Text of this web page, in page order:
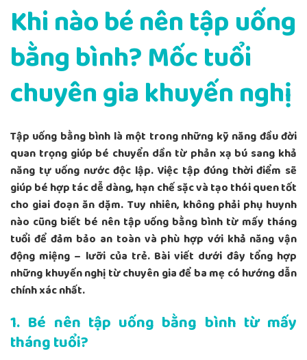
Khi nào bé nên tập uống
bằng bình? Mốc tuổi
chuyên gia khuyến nghị
Tập uống bằng bình là một trong những kỹ năng đầu đời
quan trọng giúp bé chuyển dần từ phản xạ bú sang khả
năng tự uống nước độc lập. Việc tập đúng thời điểm sẽ
giúp bé hợp tác dễ dàng, hạn chế sặc và tạo thói quen tốt
cho giai đoạn ăn dặm. Tuy nhiên, không phải phụ huynh
nào cũng biết bé nên tập uống bằng bình từ mấy tháng
tuổi để đảm bảo an toàn và phù hợp với khả năng vận
động miệng – lưỡi của trẻ. Bài viết dưới đây tổng hợp
những khuyến nghị từ chuyên gia để ba mẹ có hướng dẫn
chính xác nhất.
1. Bé nên tập uống bằng bình từ mấy
tháng tuổi?